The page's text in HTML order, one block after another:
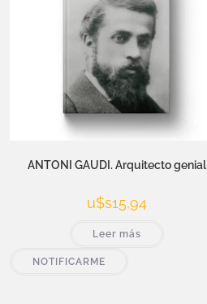
ANTONI GAUDI. Arquitecto genial
u$s15,94
Leer más
NOTIFICARME